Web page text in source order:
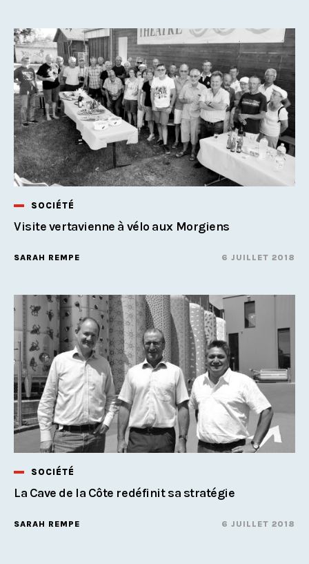
SOCIÉTÉ
Visite vertavienne à vélo aux Morgiens
SARAH REMPE 6 JUILLET 2018
SOCIÉTÉ
La Cave de la Côte redéfinit sa stratégie
SARAH REMPE 6 JUILLET 2018